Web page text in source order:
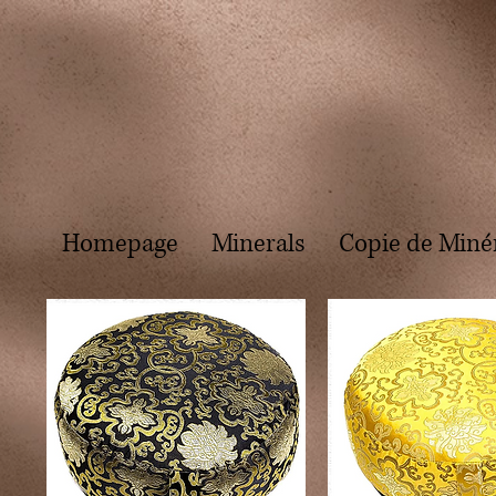
Homepage Minerals Copie de